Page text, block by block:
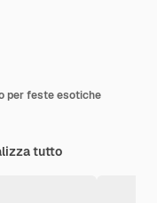
per feste esotiche
tutto